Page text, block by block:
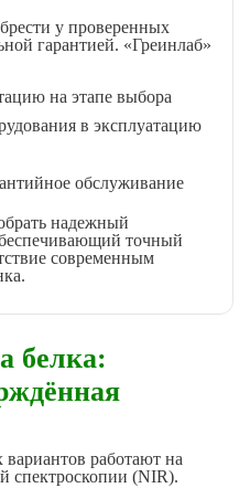
у проверенных
гарантией. «Греинлаб»
на этапе выбора
в эксплуатацию
обслуживание
надежный
точный
современным
белка:
работают на
спектроскопии (NIR).